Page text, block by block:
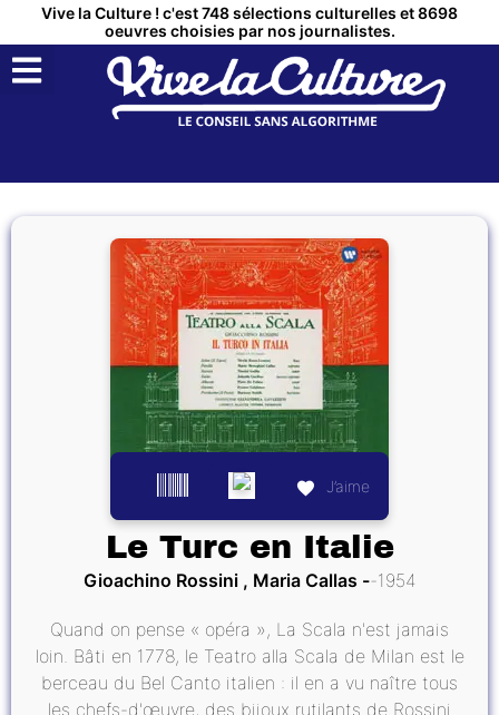
Vive la Culture ! c'est 748 sélections culturelles et 8698
oeuvres choisies par nos journalistes.
J’aime
Le Turc en Italie
Gioachino Rossini , Maria Callas 1954
Quand on pense « opéra », La Scala n'est jamais
loin. Bâti en 1778, le Teatro alla Scala de Milan est le
berceau du Bel Canto italien : il en a vu naître tous
les chefs-d'œuvre, des bijoux rutilants de Rossini